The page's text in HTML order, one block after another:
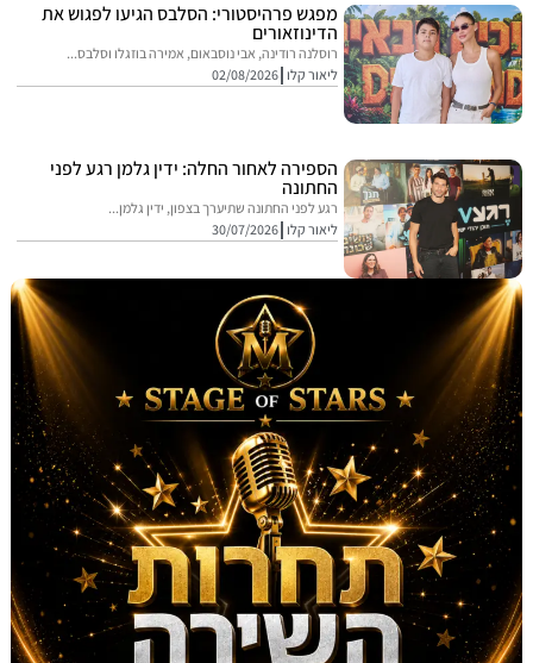
מפגש פרהיסטורי: הסלבס הגיעו לפגוש את
הדינוזאורים
רוסלנה רודינה, אבי נוסבאום, אמירה בוזגלו וסלבס...
ליאור קלו 02/08/2026
הספירה לאחור החלה: ידין גלמן רגע לפני
החתונה
רגע לפני החתונה שתיערך בצפון, ידין גלמן...
ליאור קלו 30/07/2026